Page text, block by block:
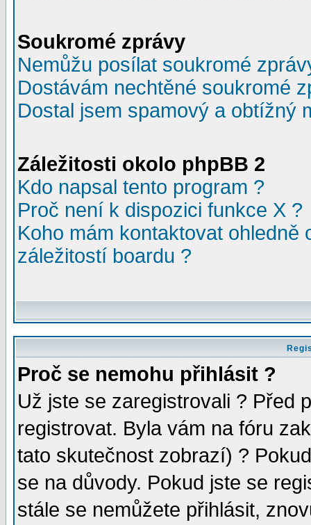
Soukromé zprávy
Nemůžu posílat soukromé
Dostávám nechtěné soukromé
Dostal jsem spamový a obtížný
Záležitosti okolo phpBB 2
Kdo napsal tento program ?
Proč není k dispozici funkce X ?
Koho mám kontaktovat
záležitostí boardu ?
Proč se nemohu přihlásit ?
Už jste se zaregistrovali ? Před
registrovat. Byla vám na fóru
tato skutečnost zobrazí) ?
se na důvody. Pokud jste se
stále se nemůžete přihlásit,